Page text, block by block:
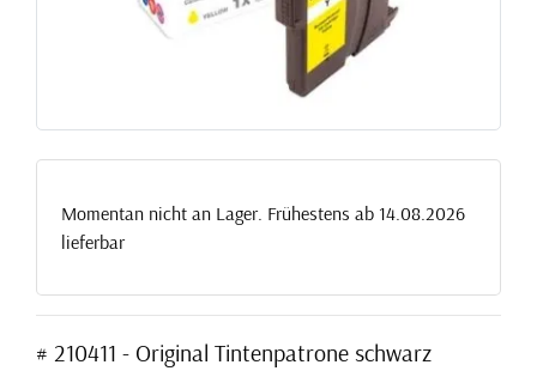
Momentan nicht an Lager. Frühestens ab 14.08.2026
lieferbar
# 210411 - Original Tintenpatrone schwarz